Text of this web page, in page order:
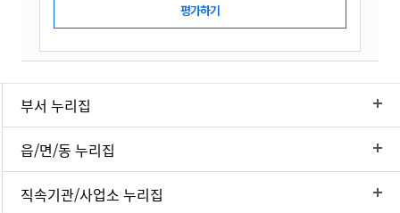
부서 누리집
읍/면/동 누리집
직속기관/사업소 누리집